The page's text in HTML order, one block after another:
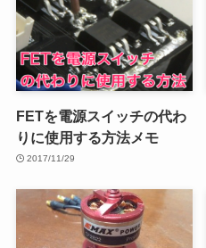
FETを電源スイッチの代わ
りに使用する方法メモ
2017/11/29